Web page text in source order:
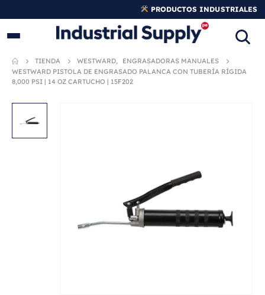
PRODUCTOS INDUSTRIALES
ORIGINALES
TIENDA WESTWARD,
ENGRASADORAS MANUALES
WESTWARD PISTOLA DE ENGRASADO PALANCA CON TUBERÍA RÍGIDA
8,000 PSI | 14 OZ CARTUCHO | 15F202